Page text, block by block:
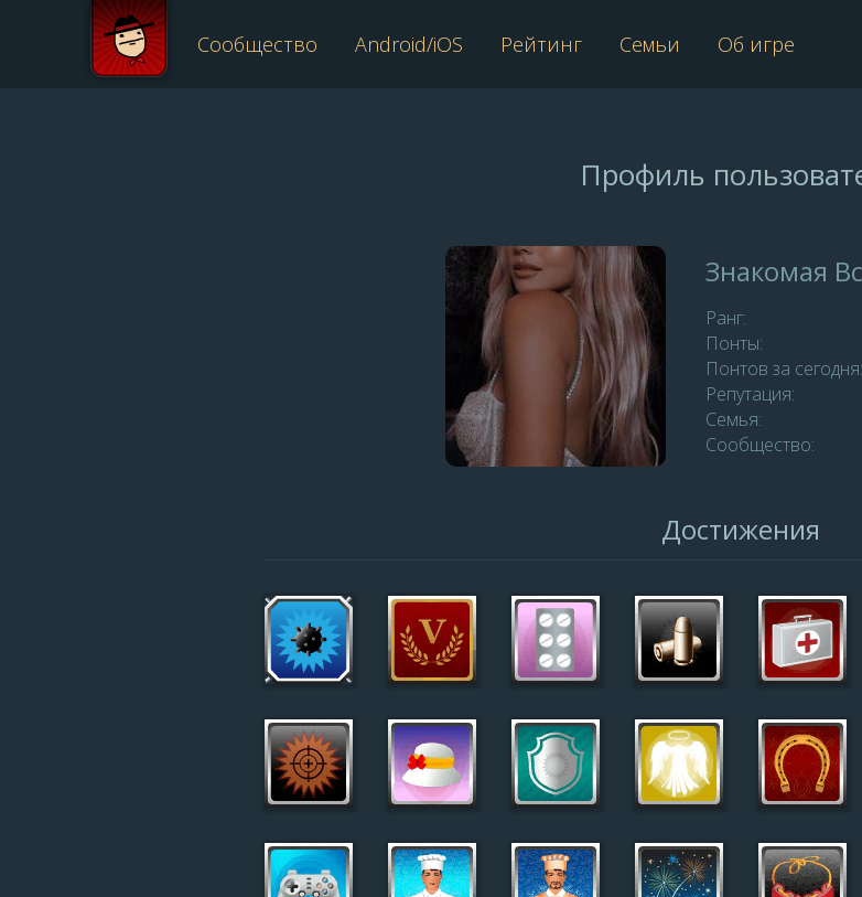
Сообщество Android/iOS Рейтинг Семьи Об игре
Профиль
Знакомая
Ранг:
Понты:
Понтов за сегодня:
Репутация:
Семья:
Сообщество:
Достижения